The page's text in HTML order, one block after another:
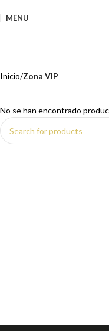
MENU
Inicio Zona VIP
No se han encontrado